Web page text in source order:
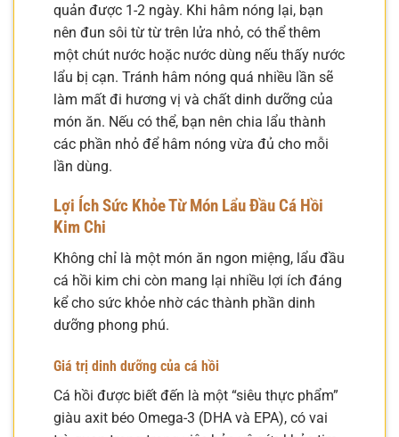
quản được 1-2 ngày. Khi hâm nóng lại, bạn
nên đun sôi từ từ trên lửa nhỏ, có thể thêm
một chút nước hoặc nước dùng nếu thấy nước
lẩu bị cạn. Tránh hâm nóng quá nhiều lần sẽ
làm mất đi hương vị và chất dinh dưỡng của
món ăn. Nếu có thể, bạn nên chia lẩu thành
các phần nhỏ để hâm nóng vừa đủ cho mỗi
lần dùng.
Lợi Ích Sức Khỏe Từ Món Lẩu Đầu Cá Hồi
Kim Chi
Không chỉ là một món ăn ngon miệng, lẩu đầu
cá hồi kim chi còn mang lại nhiều lợi ích đáng
kể cho sức khỏe nhờ các thành phần dinh
dưỡng phong phú.
Giá trị dinh dưỡng của cá hồi
Cá hồi được biết đến là một “siêu thực phẩm”
giàu axit béo Omega-3 (DHA và EPA), có vai